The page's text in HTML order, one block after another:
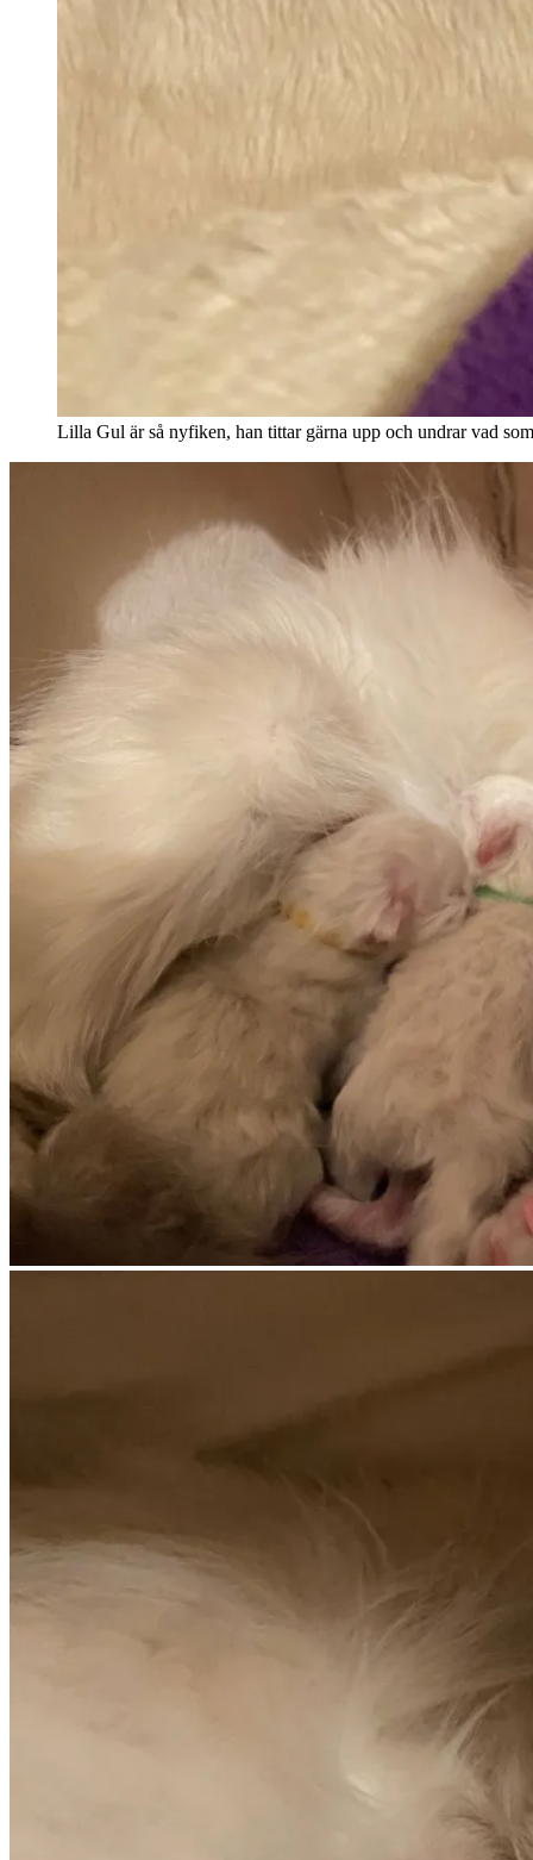
Lilla Gul är så nyfiken, han tittar gärna upp och undrar vad